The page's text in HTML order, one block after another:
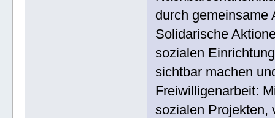
durch gemeinsame
Solidarische
sozialen
sichtbar machen
Freiwilligenarbeit:
sozialen Projekten,